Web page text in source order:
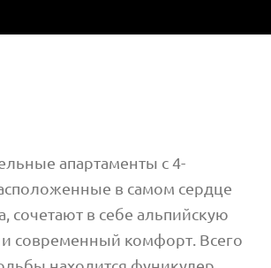
апартаменты с 4-
в самом сердце
сочетают в себе альпийскую
и современный комфорт. Всего